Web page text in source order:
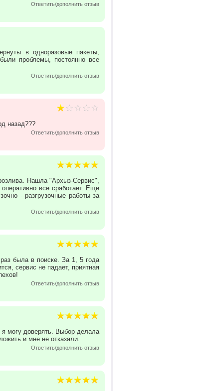
Ответить/дополнить отзыв
в одноразовые пакеты,
проблемы, постоянно все
Ответить/дополнить отзыв
назад???
Ответить/дополнить отзыв
Нашла "Архыз-Сервис",
все сработает. Еще
- разгрузочные работы за
Ответить/дополнить отзыв
была в поиске. За 1, 5 года
сервис не падает, приятная
Ответить/дополнить отзыв
могу доверять. Выбор делала
и мне не отказали.
Ответить/дополнить отзыв